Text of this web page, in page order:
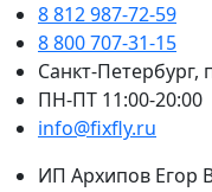
8 812 987-72-59
8 800 707-31-15
Санкт-Петербург,
ПН-ПТ 11:00-20:00
info@fixfly.ru
ИП Архипов Егор